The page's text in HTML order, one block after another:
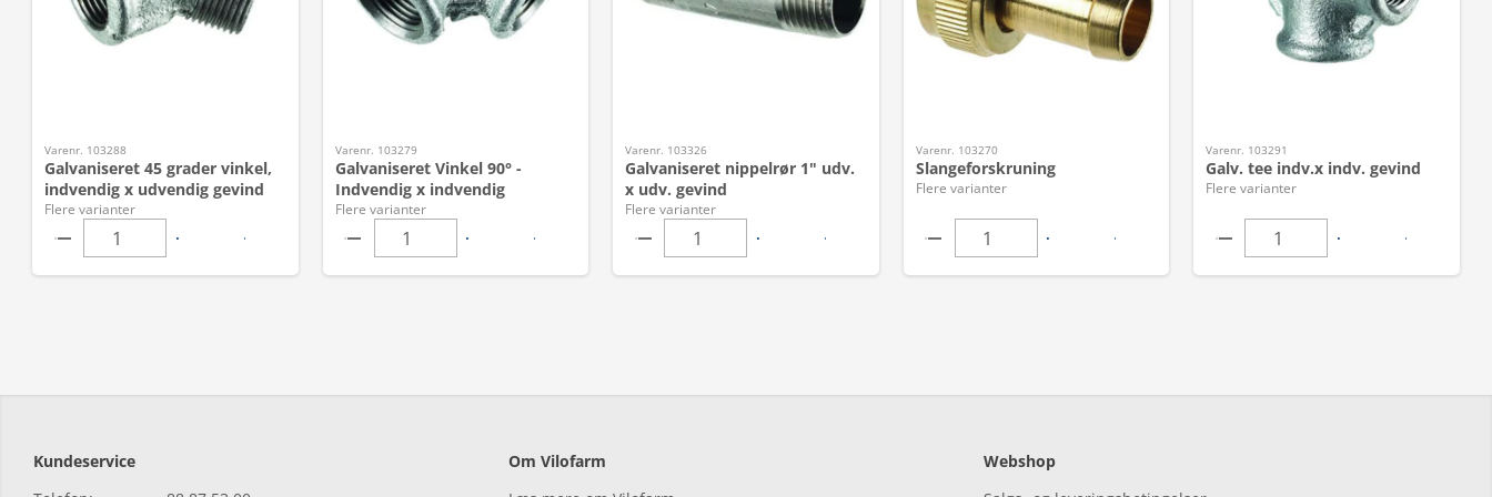
Varenr. 103288
Galvaniseret 45 grader vinkel,
indvendig x udvendig gevind
Flere varianter
Varenr. 103279
Galvaniseret Vinkel 90° -
Indvendig x indvendig
Flere varianter
Varenr. 103326
Galvaniseret nippelrør 1" udv.
x udv. gevind
Flere varianter
Varenr. 103270
Slangeforskruning
Flere varianter
Varenr. 103291
Galv. tee indv.x indv. gevind
Flere varianter
Kundeservice
Om Vilofarm
Webshop